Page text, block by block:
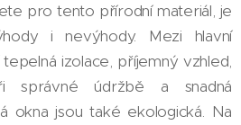
pro tento přírodní materiál, je
i nevýhody. Mezi hlavní
izolace, příjemný vzhled,
správné údržbě a snadná
okna jsou také ekologická. Na